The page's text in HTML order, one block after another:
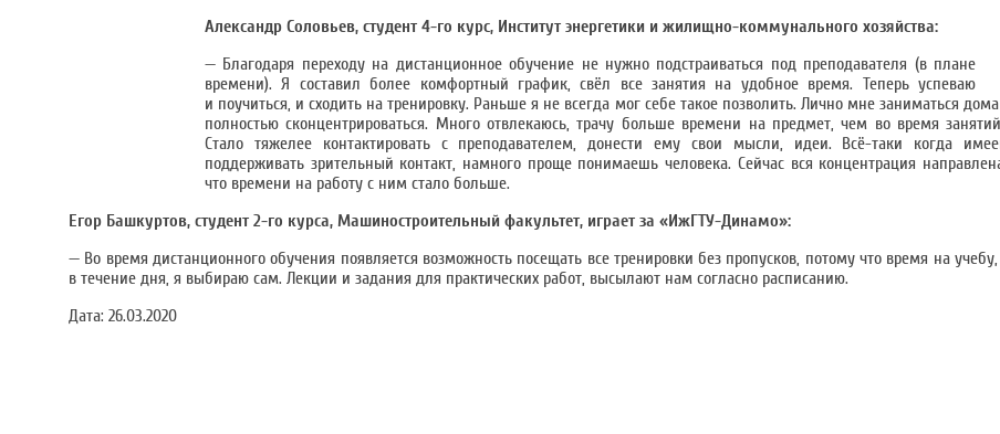
Александр Соловьев, студент 4-го курс, Институт энергетики и жилищно-коммунального хозяйства:
— Благодаря переходу на дистанционное обучение не нужно подстраиваться под преподавателя (в плане
времени). Я составил более комфортный график, свёл все занятия на удобное время. Теперь успеваю
и поучиться, и сходить на тренировку. Раньше я не всегда мог себе такое позволить. Лично мне заниматься
полностью сконцентрироваться. Много отвлекаюсь, трачу больше времени на предмет, чем во время
Стало тяжелее контактировать с преподавателем, донести ему свои мысли, идеи. Всё-таки когда
поддерживать зрительный контакт, намного проще понимаешь человека. Сейчас вся концентрация
что времени на работу с ним стало больше.
Егор Башкуртов, студент 2-го курса, Машиностроительный факультет, играет за «ИжГТУ-Динамо»:
— Во время дистанционного обучения появляется возможность посещать все тренировки без пропусков, потому что время на учебу,
в течение дня, я выбираю сам. Лекции и задания для практических работ, высылают нам согласно расписанию.
Дата: 26.03.2020